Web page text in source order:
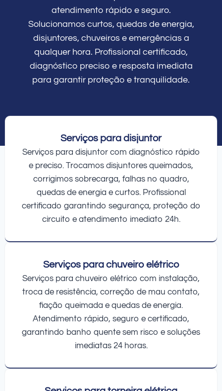
atendimento rápido e seguro.
Solucionamos curtos, quedas de energia,
disjuntores, chuveiros e emergências a
qualquer hora. Profissional certificado,
diagnóstico preciso e resposta imediata
para garantir proteção e tranquilidade.
Serviços para disjuntor
Serviços para disjuntor com diagnóstico rápido
e preciso. Trocamos disjuntores queimados,
corrigimos sobrecarga, falhas no quadro,
quedas de energia e curtos. Profissional
certificado garantindo segurança, proteção do
circuito e atendimento imediato 24h.
Serviços para chuveiro elétrico
Serviços para chuveiro elétrico com instalação,
troca de resistência, correção de mau contato,
fiação queimada e quedas de energia.
Atendimento rápido, seguro e certificado,
garantindo banho quente sem risco e soluções
imediatas 24 horas.